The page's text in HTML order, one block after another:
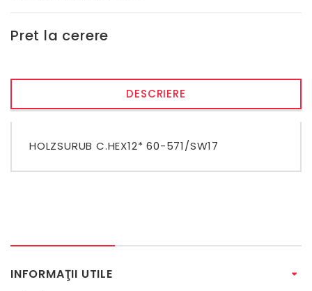
Pret la cerere
DESCRIERE
HOLZSURUB C.HEX12* 60-571/SW17
INFORMAŢII UTILE